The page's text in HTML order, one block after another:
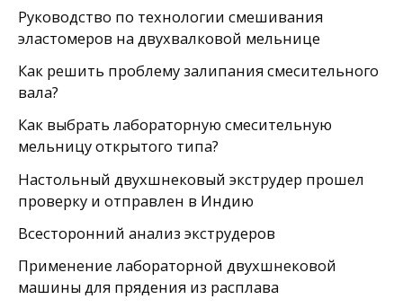
Руководство по технологии смешивания
эластомеров на двухвалковой мельнице
Как решить проблему залипания смесительного
вала?
Как выбрать лабораторную смесительную
мельницу открытого типа?
Настольный двухшнековый экструдер прошел
проверку и отправлен в Индию
Всесторонний анализ экструдеров
Применение лабораторной двухшнековой
машины для прядения из расплава